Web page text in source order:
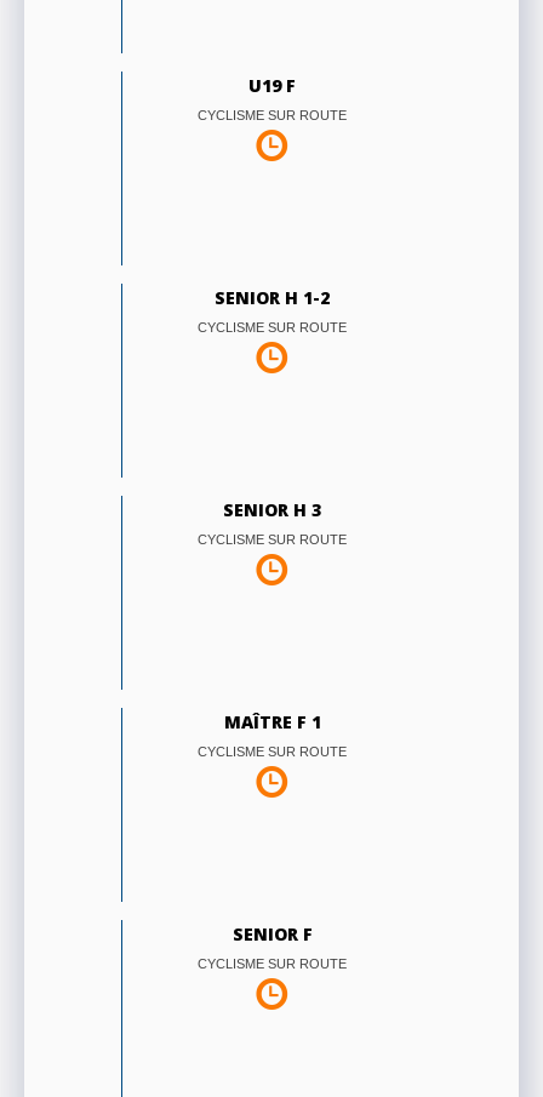
U19 F
CYCLISME SUR ROUTE
SENIOR H 1-2
CYCLISME SUR ROUTE
SENIOR H 3
CYCLISME SUR ROUTE
MAÎTRE F 1
CYCLISME SUR ROUTE
SENIOR F
CYCLISME SUR ROUTE